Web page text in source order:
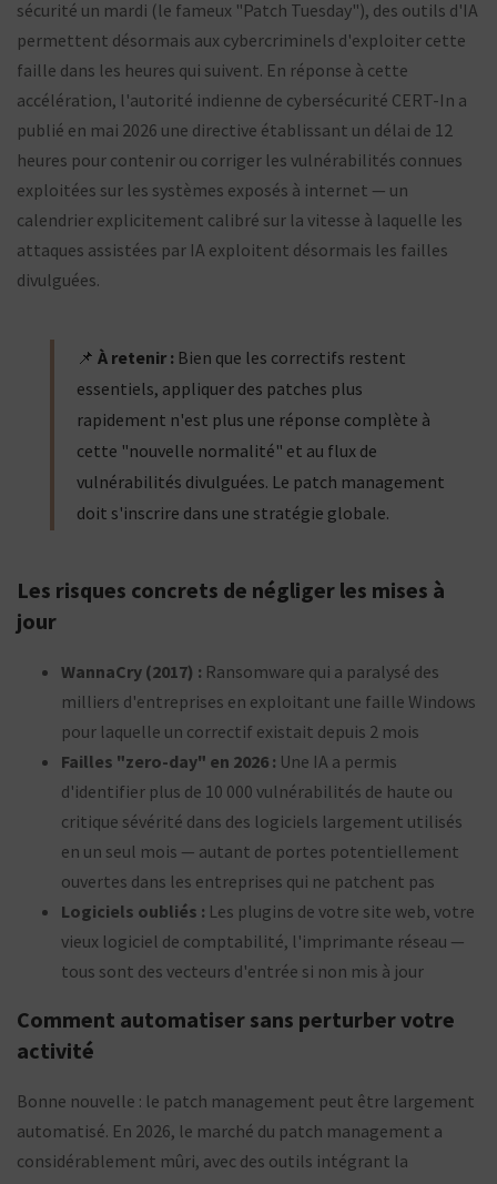
sécurité un mardi (le fameux "Patch Tuesday"), des outils d'IA
permettent désormais aux cybercriminels d'exploiter cette
faille dans les heures qui suivent. En réponse à cette
accélération, l'autorité indienne de cybersécurité CERT-In a
publié en mai 2026 une directive établissant un délai de 12
heures pour contenir ou corriger les vulnérabilités connues
exploitées sur les systèmes exposés à internet — un
calendrier explicitement calibré sur la vitesse à laquelle les
attaques assistées par IA exploitent désormais les failles
divulguées.
📌 À retenir : Bien que les correctifs restent
essentiels, appliquer des patches plus
rapidement n'est plus une réponse complète à
cette "nouvelle normalité" et au flux de
vulnérabilités divulguées. Le patch management
doit s'inscrire dans une stratégie globale.
Les risques concrets de négliger les mises à
jour
WannaCry (2017) : Ransomware qui a paralysé des
milliers d'entreprises en exploitant une faille Windows
pour laquelle un correctif existait depuis 2 mois
Failles "zero-day" en 2026 : Une IA a permis
d'identifier plus de 10 000 vulnérabilités de haute ou
critique sévérité dans des logiciels largement utilisés
en un seul mois — autant de portes potentiellement
ouvertes dans les entreprises qui ne patchent pas
Logiciels oubliés : Les plugins de votre site web, votre
vieux logiciel de comptabilité, l'imprimante réseau —
tous sont des vecteurs d'entrée si non mis à jour
Comment automatiser sans perturber votre
activité
Bonne nouvelle : le patch management peut être largement
automatisé. En 2026, le marché du patch management a
considérablement mûri, avec des outils intégrant la